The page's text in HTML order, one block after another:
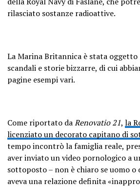
rilasciato sostanze radioattive.
La Marina Britannica è stata
scandali e storie bizzarre, di cui
pagine esempi vari.
Come riportato daRenovatio 21, la
licenziato un decorato capitano di
tempo incontrò la famiglia reale,
aver inviato un video pornologico a
sottoposto – non è chiaro se uomo o
aveva una relazione definita